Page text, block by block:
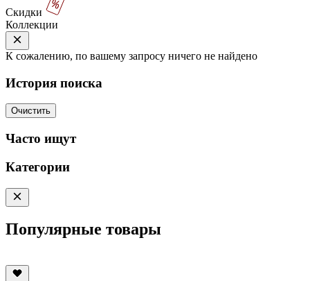
Скидки
Коллекции
К сожалению, по вашему запросу ничего не найдено
История поиска
Очистить
Часто ищут
Категории
Популярные товары